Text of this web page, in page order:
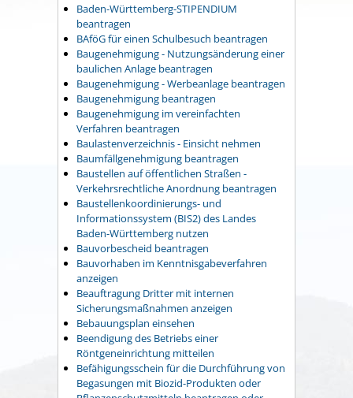
Baden-Württemberg-STIPENDIUM
beantragen
BAföG für einen Schulbesuch beantragen
Baugenehmigung - Nutzungsänderung einer
baulichen Anlage beantragen
Baugenehmigung - Werbeanlage beantragen
Baugenehmigung beantragen
Baugenehmigung im vereinfachten
Verfahren beantragen
Baulastenverzeichnis - Einsicht nehmen
Baumfällgenehmigung beantragen
Baustellen auf öffentlichen Straßen -
Verkehrsrechtliche Anordnung beantragen
Baustellenkoordinierungs- und
Informationssystem (BIS2) des Landes
Baden-Württemberg nutzen
Bauvorbescheid beantragen
Bauvorhaben im Kenntnisgabeverfahren
anzeigen
Beauftragung Dritter mit internen
Sicherungsmaßnahmen anzeigen
Bebauungsplan einsehen
Beendigung des Betriebs einer
Röntgeneinrichtung mitteilen
Befähigungsschein für die Durchführung von
Begasungen mit Biozid-Produkten oder